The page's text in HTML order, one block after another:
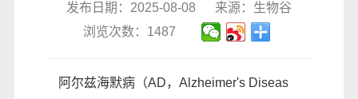
发布日期：2025-08-08
来源：生物谷
浏览次数：1487
阿尔兹海默病（AD，Alzheimer's Diseas